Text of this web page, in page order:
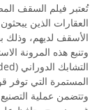
العقارات الذين
الأسقف لديهم، وذلك
وتنبع هذه المرونة
المستمرة التي توفر
وتتضمن عملية